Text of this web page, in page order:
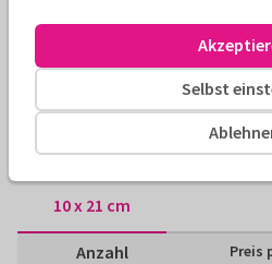
Alle Karten können nach
Geburtstagseinladungen
Größen und Preise
10 x 21 cm
Anzahl Preis
Selbst